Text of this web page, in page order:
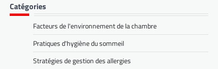
Catégories
Facteurs de l'environnement de la chambre
Pratiques d'hygiène du sommeil
Stratégies de gestion des allergies